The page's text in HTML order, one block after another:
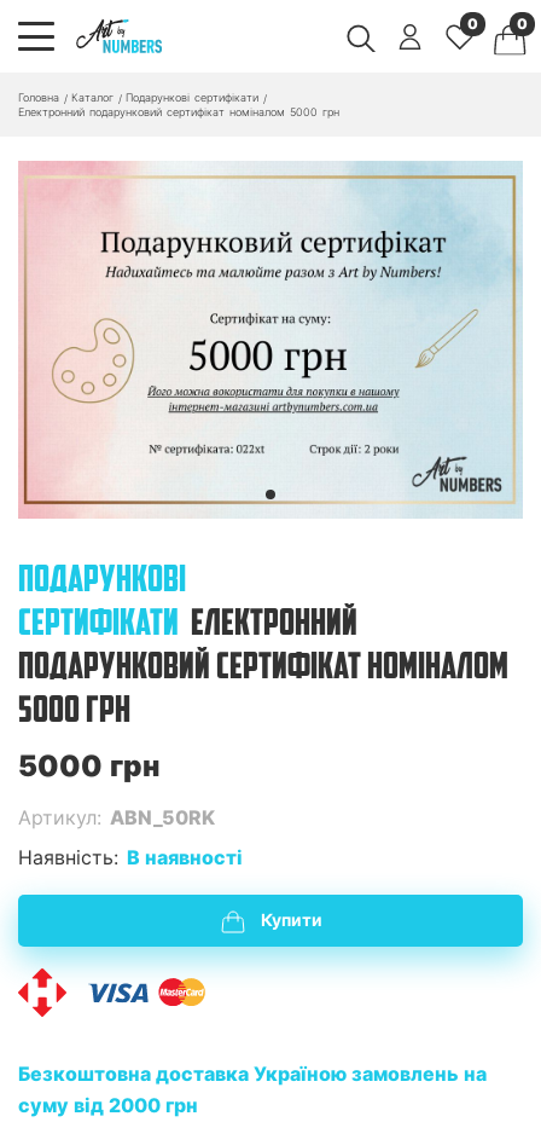
0 0
Головна / Каталог / Подарункові сертифікати /
Електронний подарунковий сертифікат номіналом 5000 грн
ПОДАРУНКОВІ
СЕРТИФІКАТИ ЕЛЕКТРОННИЙ
ПОДАРУНКОВИЙ СЕРТИФІКАТ НОМІНАЛОМ
5000 ГРН
5000 грн
Артикул: ABN_50RK
Наявність: В наявності
Купити
Безкоштовна доставка Україною замовлень на
суму від 2000 грн